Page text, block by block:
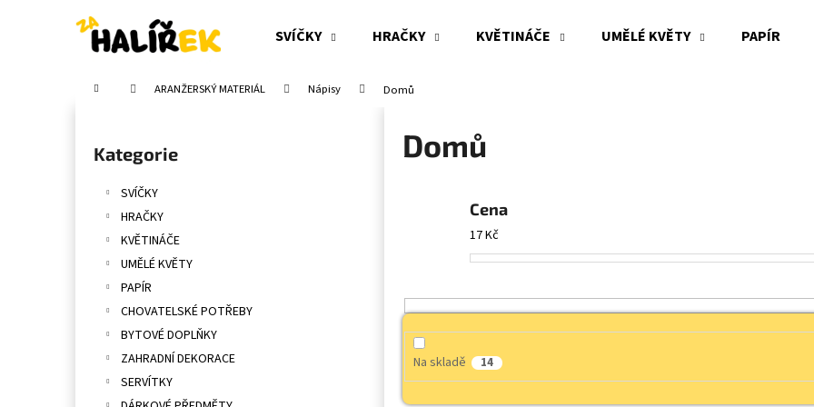
SVÍČKY HRAČKY KVĚTINÁČE UMĚLÉ KVĚTY PAPÍR
Domů ARANŽERSKÝ MATERIÁL Nápisy Domů
Přeskočit
kategorie
Kategorie
SVÍČKY
HRAČKY
KVĚTINÁČE
UMĚLÉ KVĚTY
PAPÍR
CHOVATELSKÉ POTŘEBY
BYTOVÉ DOPLŇKY
ZAHRADNÍ DEKORACE
SERVÍTKY
Domů
Cena
17Kč
Na skladě 14
Zpět
Zpět
Doporučujeme